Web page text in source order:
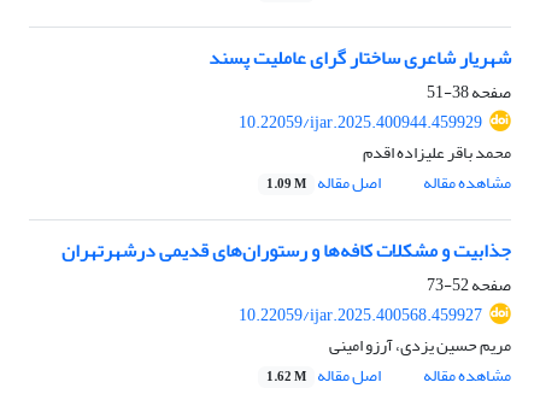
شهریار شاعری ساختار گرای عاملیت پسند
صفحه38-51
10.22059/ijar.2025.400944.459929
محمد باقر علیزاده اقدم
مشاهده مقاله
اصل مقاله 1.09 M
جذابیت و مشکلات کافه‌ها و رستوران‌های قدیمی درشهرتهران
صفحه52-73
10.22059/ijar.2025.400568.459927
مریم حسین یزدی، آرزو امینی
مشاهده مقاله
اصل مقاله 1.62 M